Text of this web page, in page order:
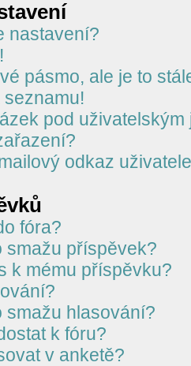
nastavení?
pásmo, ale je to
pod uživatelským
odkaz
fóra?
smažu příspěvek?
k mému příspěvku?
smažu hlasování?
k fóru?
v anketě?